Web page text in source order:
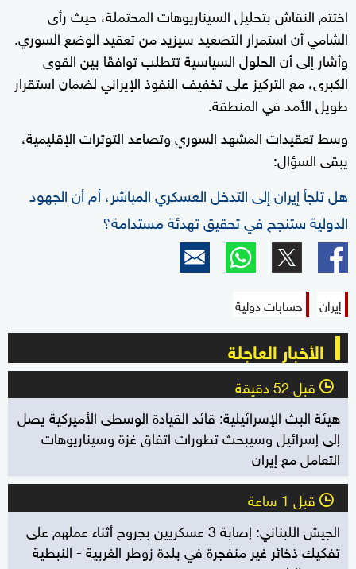
اختتم النقاش بتحليل السيناريوهات المحتملة، حيث رأى
الشامي أن استمرار التصعيد سيزيد من تعقيد الوضع السوري.
وأشار إلى أن الحلول السياسية تتطلب توافقًا بين القوى
الكبرى، مع التركيز على تخفيف النفوذ الإيراني لضمان استقرار
طويل الأمد في المنطقة.
وسط تعقيدات المشهد السوري وتصاعد التوترات الإقليمية،
يبقى السؤال:
هل تلجأ إيران إلى التدخل العسكري المباشر، أم أن الجهود
الدولية ستنجح في تحقيق تهدئة مستدامة؟
إيران حسابات دولية
الأخبار العاجلة
l قبل 52 دقيقة
هيئة البث الإسرائيلية: قائد القيادة الوسطى الأميركية يصل
إلى إسرائيل وسيبحث تطورات اتفاق غزة وسيناريوهات
التعامل مع إيران
l قبل 1 ساعة
الجيش اللبناني: إصابة 3 عسكريين بجروح أثناء عملهم على
تفكيك ذخائر غير منفجرة في بلدة زوطر الغربية - النبطية